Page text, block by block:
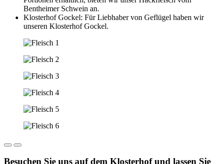
Bentheimer Schwein an.
Klosterhof Gockel: Für Liebhaber von Geflügel haben wir
unseren Klosterhof Gockel.
Besuchen Sie uns auf dem Klosterhof und lassen Sie